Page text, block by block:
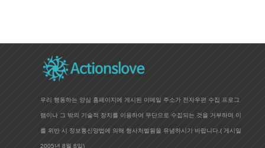
우리 행동하는 양심 홈페이지에 게시된 이메일 주소가 전자우편 수집 프로그
램이나 그 밖의 기술적 장치를 이용하여 무단으로 수집되는 것을 거부하며 이
를 위반 시 정보통신망법에 의해 형사처벌됨을 유념하시기 바랍니다.( 게시일
2005년 8월 8일)